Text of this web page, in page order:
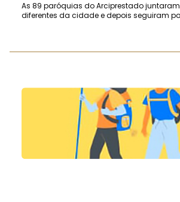
As 89 paróquias do Arciprestado
diferentes da cidade e depois seguiram